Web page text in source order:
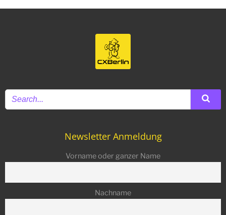
Newsletter Anmeldung
Vorname oder ganzer Name
Nachname